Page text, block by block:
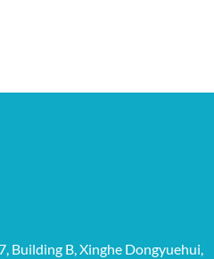
Building B, Xinghe Dongyuehui,